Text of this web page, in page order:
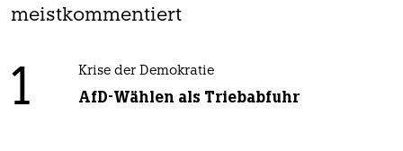
meistkommentiert
1 Krise der Demokratie
AfD-Wählen als Triebabfuhr